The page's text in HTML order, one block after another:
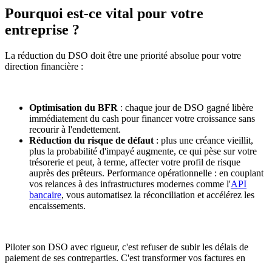
Pourquoi est-ce vital pour votre
entreprise ?
La réduction du DSO doit être une priorité absolue pour votre
direction financière :
Optimisation du BFR : chaque jour de DSO gagné libère
immédiatement du cash pour financer votre croissance sans
recourir à l'endettement.
Réduction du risque de défaut : plus une créance vieillit,
plus la probabilité d'impayé augmente, ce qui pèse sur votre
trésorerie et peut, à terme, affecter votre profil de risque
auprès des prêteurs. Performance opérationnelle : en couplant
vos relances à des infrastructures modernes comme l'API
bancaire, vous automatisez la réconciliation et accélérez les
encaissements.
Piloter son DSO avec rigueur, c'est refuser de subir les délais de
paiement de ses contreparties. C'est transformer vos factures en